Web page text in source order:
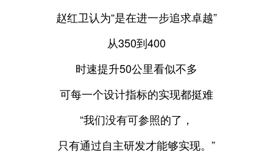
赵红卫认为“是在进一步追求卓越”
从350到400
时速提升50公里看似不多
可每一个设计指标的实现都挺难
“我们没有可参照的了，
只有通过自主研发才能够实现。”